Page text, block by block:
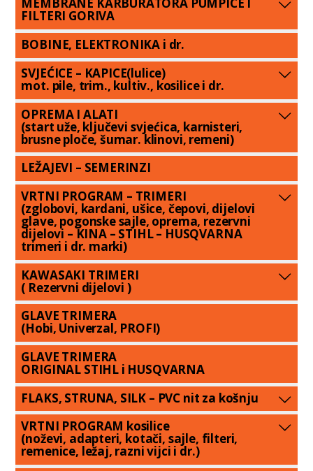
MEMBRANE KARBURATORA PUMPICE I
FILTERI GORIVA
BOBINE, ELEKTRONIKA i dr.
SVJEĆICE – KAPICE(lulice)
mot. pile, trim., kultiv., kosilice i dr.
OPREMA I ALATI
(start uže, ključevi svjećica, karnisteri,
brusne ploče, šumar. klinovi, remeni)
LEŽAJEVI – SEMERINZI
VRTNI PROGRAM – TRIMERI
(zglobovi, kardani, ušice, čepovi, dijelovi
glave, pogonske sajle, oprema, rezervni
dijelovi – KINA – STIHL – HUSQVARNA
trimeri i dr. marki)
KAWASAKI TRIMERI
( Rezervni dijelovi )
GLAVE TRIMERA
(Hobi, Univerzal, PROFI)
GLAVE TRIMERA
ORIGINAL STIHL i HUSQVARNA
FLAKS, STRUNA, SILK – PVC nit za košnju
VRTNI PROGRAM kosilice
(noževi, adapteri, kotači, sajle, filteri,
remenice, ležaj, razni vijci i dr.)